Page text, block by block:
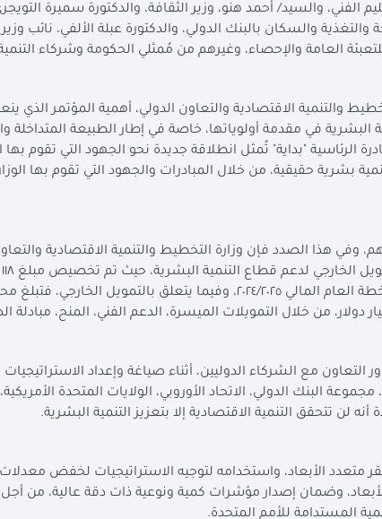
الفني، والسيد/ أحمد هنو، وزير الثقافة، والدكتورة سميرة
والسكان بالبنك الدولي، والدكتورة عبلة الألفي، نائب
العامة والإحصاء، وغيرهم من مُمثلي الحكومة وشركاء
والتنمية الاقتصادية والتعاون الدولي، أهمية المؤتمر الذي
في مقدمة أولوياتها، خاصة في إطار الطبيعة المتداخلة
الرئاسية "بداية" تُمثل انطلاقة جديدة نحو الجهود التي تقوم
بشرية حقيقية، من خلال المبادرات والجهود التي تقوم بها
وفي هذا الصدد فإن وزارة التخطيط والتنمية الاقتصادية
من موازنة الباب السادس لقطاع التنمية البشرية في خطة العام المالي ٢٠٢٤/٢٠٢٥، وفيما يتعلق بالتمويل
مع الشركاء الدوليين، أثناء صياغة وإعداد
البنك الدولي، الاتحاد الأوروبي، الولايات المتحدة
لن تتحقق التنمية الاقتصادية إلا بتعزيز التنمية البشرية.
متعدد الأبعاد، واستخدامه لتوجيه الاستراتيجيات لخفض معدلات
وضمان إصدار مؤشرات كمية ونوعية ذات دقة عالية، من
المستدامة للأمم المتحدة.